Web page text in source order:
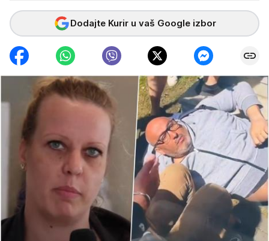
Dodajte Kurir u vaš Google izbor